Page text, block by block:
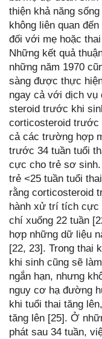
thiện khả năng
không liên quan
đối với mẹ hoặc
Những kết quả
những năm 1970
sàng được thực
ngay cả với dịch vụ
steroid trước khi
corticosteroid trước
cả các trường hợp
trước 34 tuần tuổi
cực cho trẻ sơ
trẻ <25 tuần tuổi
rằng corticosteroid
hành xử trí tích cực
chí xuống 22 tuần
hợp những dữ liệu
[22, 23]. Trong thai
khi sinh cũng sẽ
ngắn hạn, nhưng
nguy cơ hạ đường
khi tuổi thai tăng
tăng lên [25]. Ở
phát sau 34 tuần,